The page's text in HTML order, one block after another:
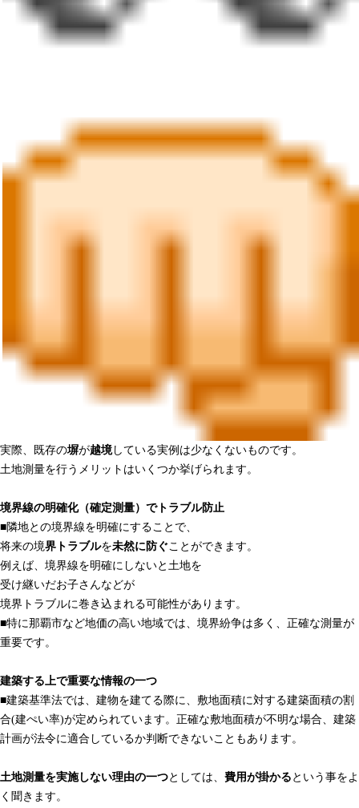
実際、既存の塀が越境している実例は少なくないものです。
土地測量を行うメリットはいくつか挙げられます。
境界線の明確化（確定測量）でトラブル防止
■隣地との境界線を明確にすることで、
将来の境界トラブルを未然に防ぐ ことができます。
例えば、境界線を明確にしないと土地を
受け継いだお子さんなどが
境界トラブルに巻き込まれる可能性があります。
■特に那覇市など地価の高い地域では、境界紛争は多く、正確な測量が
重要です。
建築する上で重要な情報の一つ
■建築基準法では、建物を建てる際に、敷地面積に対する建築面積の割
合(建ぺい率)が定められています。正確な敷地面積が不明な場合、建築
計画が法令に適合しているか判断できないこともあります。
土地測量を実施しない理由の一つとしては、 費用が掛かる という事をよ
く聞きます。